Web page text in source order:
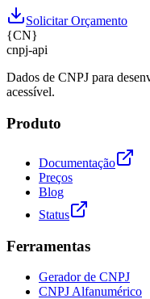
Solicitar Orçamento
{CN}
cnpj-api
Dados de CNPJ para
acessível.
Produto
Documentação
Preços
Blog
Status
Ferramentas
Gerador de CNPJ
CNPJ Alfanumérico